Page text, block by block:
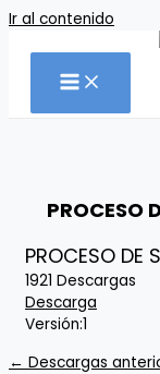
Ir al contenido
PROCESO
PROCESO DE
1921 Descargas
Descarga
Versión:1
← Descargas